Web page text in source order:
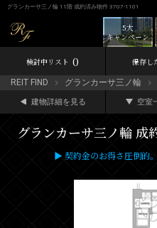
グランカーサ三ノ輪 11階 成約済み物件 3707-1101
5大
キャンペーン
検討中リスト 0 保存し
REIT FIND グランカーサ三ノ輪
建物詳細を見る 空室
グランカーサ三ノ輪 成
▶ 契約金のお得さ圧倒的